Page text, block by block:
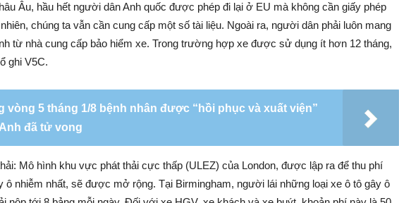
Âu, hầu hết người dân Anh quốc được phép đi lại ở EU mà không cần giấy phép
chúng ta vẫn cần cung cấp một số tài liệu. Ngoài ra, người dân phải luôn mang
từ nhà cung cấp bảo hiểm xe. Trong trường hợp xe được sử dụng ít hơn 12 tháng,
ghi V5C.
vòng 5 tháng 1/8 bệnh nhân được “hồi phục và xuất viện”
đã tử vong
Mô hình khu vực phát thải cực thấp (ULEZ) của London, được lập ra để thu phí
ô nhiễm nhất, sẽ được mở rộng. Tại Birmingham, người lái những loại xe ô tô gây ô